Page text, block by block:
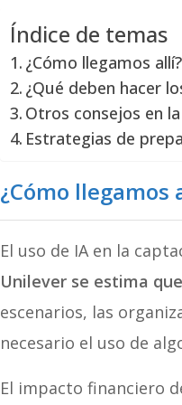
Índice de temas
¿Cómo llegamos allí?
¿Qué deben hacer
Otros consejos en
Estrategias de
¿Cómo llegamos
El uso de IA en la
Unilever se estima
escenarios, las
necesario el uso de
El impacto financiero